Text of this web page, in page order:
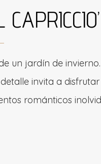
un jardín de
invita a
románticos